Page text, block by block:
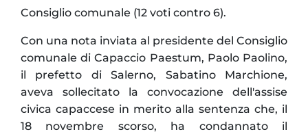
Consiglio comunale (12 voti contro 6).
Con una nota inviata al presidente del Consiglio
comunale di Capaccio Paestum, Paolo Paolino,
il prefetto di Salerno, Sabatino Marchione,
aveva sollecitato la convocazione dell'assise
civica capaccese in merito alla sentenza che, il
18 novembre scorso, ha condannato il